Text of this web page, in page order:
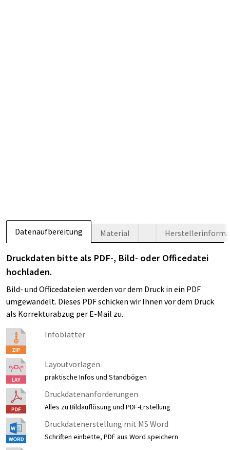
Datenaufbereitung Material
Druckdaten bitte als PDF-, Bild- oder Officedatei
hochladen.
Bild- und Officedateien werden vor dem Druck in ein PDF
umgewandelt. Dieses PDF schicken wir Ihnen vor dem Druck
als Korrekturabzug per E-Mail zu.
Infoblätter
Layoutvorlagen
praktische Infos und Standbögen
Druckdatenanforderungen
Alles zu Bildauflösung und PDF-Erstellung
Druckdatenerstellung mit MS Word
Schriften einbette, PDF aus Word speichern